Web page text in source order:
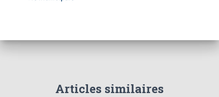
Articles similaires